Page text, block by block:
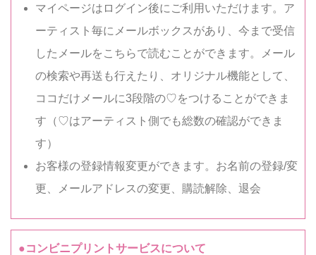
マイページはログイン後にご利用いただけます。ア
ーティスト毎にメールボックスがあり、今まで受信
したメールをこちらで読むことができます。メール
の検索や再送も行えたり、オリジナル機能として、
ココだけメールに3段階の♡をつけることができま
す（♡はアーティスト側でも総数の確認ができま
す）
お客様の登録情報変更ができます。お名前の登録/変
更、メールアドレスの変更、購読解除、退会
●コンビニプリントサービスについて